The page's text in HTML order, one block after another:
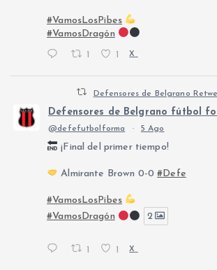
#VamosLosPibes
#VamosDragón
1 1 X
Defensores de Belgrano
Defensores de Belgrano fútbol
@defefutbolforma · 5 Ago
¡Final del primer tiempo!
Almirante Brown 0-0#Defe
#VamosLosPibes
#VamosDragón
2
1 1 X